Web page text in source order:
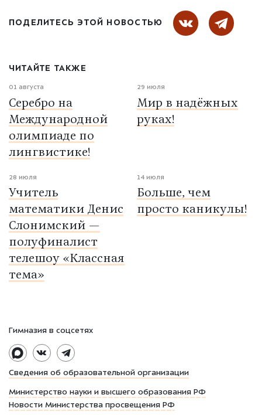
ПОДЕЛИТЕСЬ ЭТОЙ НОВОСТЬЮ
ЧИТАЙТЕ ТАКЖЕ
01 августа
Серебро на
Международной
олимпиаде по
лингвистике!
29 июля
Мир в надёжных
руках!
28 июля
Учитель
математики Денис
Слонимский —
полуфиналист
телешоу «Классная
тема»
14 июля
Больше, чем
просто каникулы!
Сведения об образовательной организации
Министерство науки и высшего образования РФ
Новости Министерства просвещения РФ
Гимназия в соцсетях